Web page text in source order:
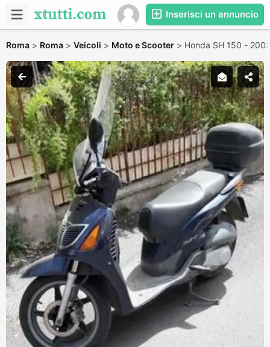
Inserisci un annuncio
Roma > Roma > Veicoli > Moto e Scooter > Honda SH 150 -